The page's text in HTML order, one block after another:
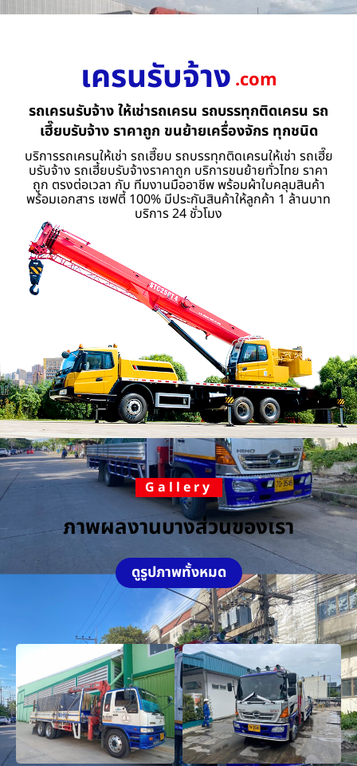
เครนรับจ้าง .com
รถเครนรับจ้าง ให้เช่ารถเครน รถบรรทุกติดเครน รถ
เฮี๊ยบรับจ้าง ราคาถูก ขนย้ายเครื่องจักร ทุกชนิด
บริการรถเครนให้เช่า รถเฮี๊ยบ รถบรรทุกติดเครนให้เช่า รถเฮี๊ย
บรับจ้าง รถเฮี้ยบรับจ้างราคาถูก บริการขนย้ายทั่วไทย ราคา
ถูก ตรงต่อเวลา กับ ทีมงานมืออาชีพ พร้อมผ้าใบคลุมสินค้า
พร้อมเอกสาร เซฟตี้ 100% มีประกันสินค้าให้ลูกค้า 1 ล้านบาท
บริการ 24 ชั่วโมง
Gallery
ภาพผลงานบางส่วนของเรา
ดูรูปภาพทั้งหมด